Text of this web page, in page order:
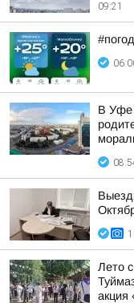
09:21
В Уфе
Лето
акция